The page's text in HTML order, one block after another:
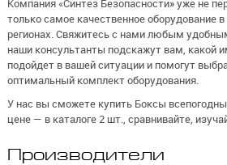
Компания «Синтез Безопасности» уже не
только самое качественное оборудование
регионах. Свяжитесь с нами любым
наши консультанты подскажут вам, какой
подойдет в вашей ситуации и помогут
оптимальный комплект оборудования.
У нас вы сможете купить Боксы
цене — в каталоге 2 шт., сравнивайте,
Производители